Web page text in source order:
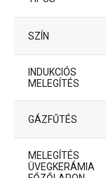
SZÍN
INDUKCIÓS
MELEGÍTÉS
GÁZFŰTÉS
MELEGÍTÉS
ÜVEGKERÁMIA